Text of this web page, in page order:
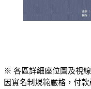
※ 各區詳細座位圖及視
因實名制規範嚴格，付